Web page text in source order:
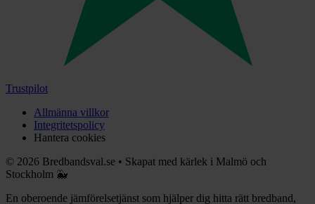
Trustpilot
Allmänna villkor
Integritetspolicy
Hantera cookies
© 2026 Bredbandsval.se • Skapat med kärlek i Malmö och
Stockholm 🐳
En oberoende jämförelsetjänst som hjälper dig hitta rätt bredband,